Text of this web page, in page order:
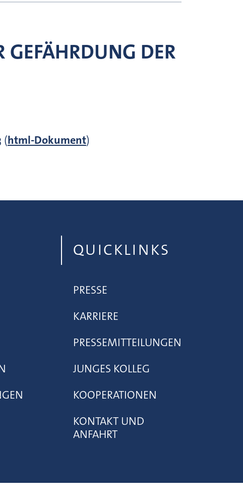
DER
(html-Dokument)
QUICKLINKS
PRESSE
KARRIERE
PRESSEMITTEILUNGEN
JUNGES KOLLEG
KOOPERATIONEN
KONTAKT UND
ANFAHRT